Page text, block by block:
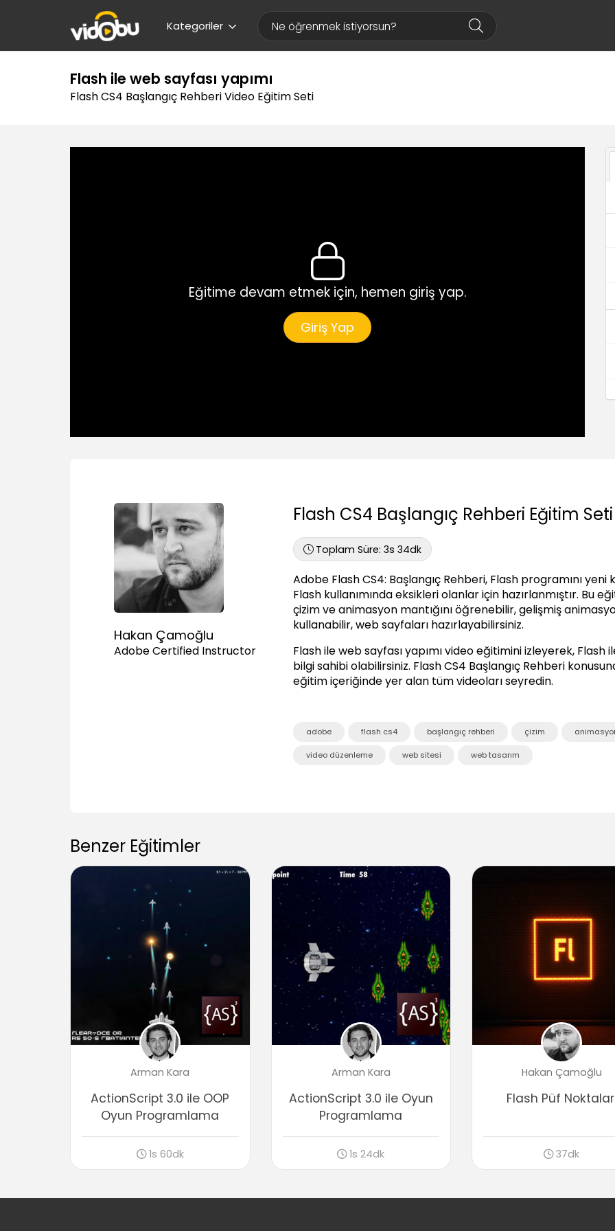
Kategoriler
Flash ile web sayfası yapımı
Flash CS4 Başlangıç Rehberi Video Eğitim Seti
Eğitime devam etmek için, hemen giriş yap.
Giriş Yap
Hakan Çamoğlu
Adobe Certified Instructor
Flash CS4 Başlangıç Rehberi Eğitim Seti
Toplam Süre: 3s 34dk
Adobe Flash CS4: Başlangıç Rehberi, Flash programını
Flash kullanımında eksikleri olanlar için hazırlanmıştır. Bu
çizim ve animasyon mantığını öğrenebilir, gelişmiş
kullanabilir, web sayfaları hazırlayabilirsiniz.
Flash ile web sayfası yapımı video eğitimini izleyerek, Flash
bilgi sahibi olabilirsiniz. Flash CS4 Başlangıç Rehberi
eğitim içeriğinde yer alan tüm videoları seyredin.
adobe flash cs4 başlangıç rehberi çizim
video düzenleme web sitesi web tasarım
Benzer Eğitimler
Arman Kara
ActionScript 3.0 ile OOP
Oyun Programlama
1s 60dk
Arman Kara
ActionScript 3.0 ile Oyun
Programlama
1s 24dk
Hakan Çamoğlu
Flash Püf
37dk